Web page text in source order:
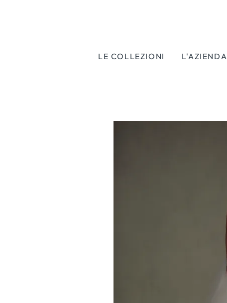
LE COLLEZIONI L'AZIENDA